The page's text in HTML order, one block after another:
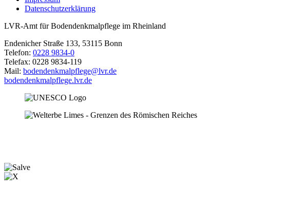
Datenschutzerklärung
LVR-Amt für Bodendenkmalpflege im Rheinland
Endenicher Straße 133, 53115 Bonn
Telefon: 0228 9834-0
Telefax: 0228 9834-119
Mail: bodendenkmalpflege@lvr.de
bodendenkmalpflege.lvr.de